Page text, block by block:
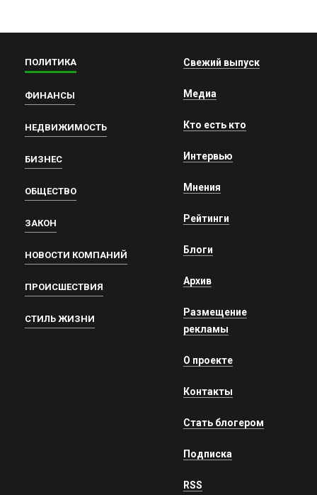
ПОЛИТИКА
ФИНАНСЫ
НЕДВИЖИМОСТЬ
БИЗНЕС
ОБЩЕСТВО
ЗАКОН
НОВОСТИ КОМПАНИЙ
ПРОИСШЕСТВИЯ
СТИЛЬ ЖИЗНИ
Свежий выпуск
Медиа
Кто есть кто
Интервью
Мнения
Рейтинги
Блоги
Архив
Размещение
рекламы
О проекте
Контакты
Стать блогером
Подписка
RSS